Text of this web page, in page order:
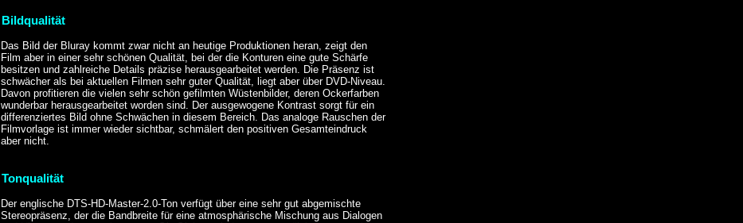
Bildqualität
Das Bild der Bluray kommt zwar nicht an heutige Produktionen heran, zeigt den
Film aber in einer sehr schönen Qualität, bei der die Konturen eine gute Schärfe
besitzen und zahlreiche Details präzise herausgearbeitet werden. Die Präsenz ist
schwächer als bei aktuellen Filmen sehr guter Qualität, liegt aber über DVD-Niveau.
Davon profitieren die vielen sehr schön gefilmten Wüstenbilder, deren Ockerfarben
wunderbar herausgearbeitet worden sind. Der ausgewogene Kontrast sorgt für ein
differenziertes Bild ohne Schwächen in diesem Bereich. Das analoge Rauschen der
Filmvorlage ist immer wieder sichtbar, schmälert den positiven Gesamteindruck
aber nicht.
Tonqualität
Der englische DTS-HD-Master-2.0-Ton verfügt über eine sehr gut abgemischte
Stereopräsenz, der die Bandbreite für eine atmosphärische Mischung aus Dialogen